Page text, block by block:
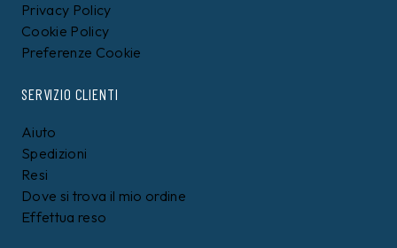
Privacy Policy
Cookie Policy
Preferenze Cookie
SERVIZIO CLIENTI
Aiuto
Spedizioni
Resi
Dove si trova il mio ordine
Effettua reso